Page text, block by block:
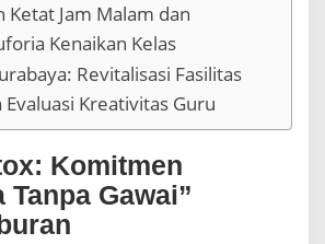
Ketat Jam Malam dan
Kenaikan Kelas
Revitalisasi Fasilitas
Evaluasi Kreativitas Guru
Komitmen
Tanpa Gawai”